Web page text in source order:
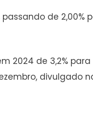
de 2,00%
2024 de 3,2% para
divulgado